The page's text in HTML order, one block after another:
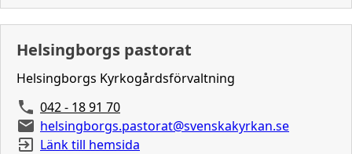
Helsingborgs pastorat
Helsingborgs Kyrkogårdsförvaltning
042 - 18 91 70
helsingborgs.pastorat@svenskakyrkan.se
Länk till hemsida